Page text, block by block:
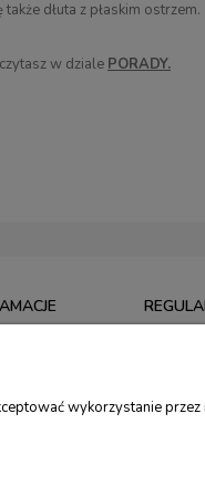
dłuta z płaskim ostrzem.
w dziale PORADY.
wykorzystanie